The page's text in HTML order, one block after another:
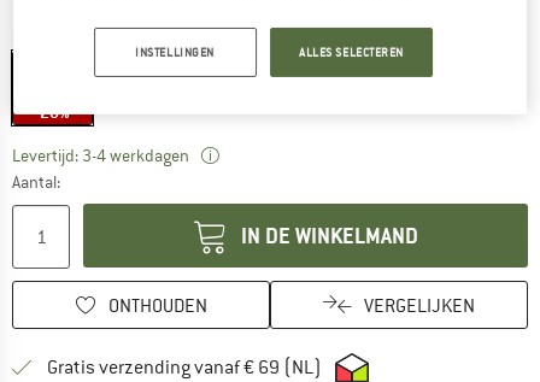
265 ml
-20%
Levertijd: 3-4 werkdagen
Aantal:
IN DE WINKELMAND
ONTHOUDEN VERGELIJKEN
Gratis verzending vanaf € 69 (NL) Vind hier de
INSTELLINGEN ALLES SELECTEREN